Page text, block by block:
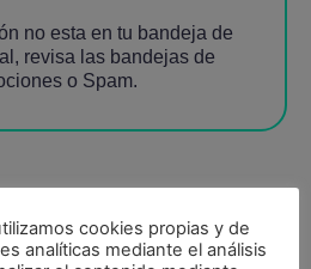
no esta en tu bandeja de
revisa las bandejas de
o Spam.
cookies propias y de
analíticas mediante el análisis